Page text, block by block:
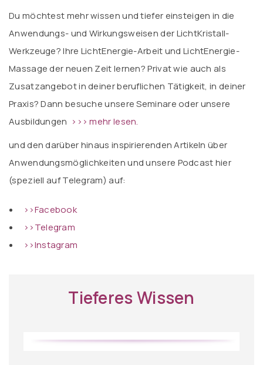
Du möchtest mehr wissen und tiefer einsteigen in die
Anwendungs- und Wirkungsweisen der LichtKristall-
Werkzeuge? Ihre LichtEnergie-Arbeit und LichtEnergie-
Massage der neuen Zeit lernen? Privat wie auch als
Zusatzangebot in deiner beruflichen Tätigkeit, in deiner
Praxis? Dann besuche unsere Seminare oder unsere
Ausbildungen >>> mehr lesen.
und den darüber hinaus inspirierenden Artikeln über
Anwendungsmöglichkeiten und unsere Podcast hier
(speziell auf Telegram) auf:
>>Facebook
>>Telegram
>>Instagram
Tieferes Wissen